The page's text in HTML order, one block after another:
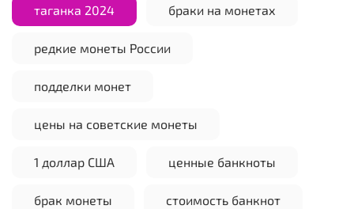
таганка 2024 браки на монетах
редкие монеты России
подделки монет
цены на советские монеты
1 доллар США ценные банкноты
брак монеты стоимость банкнот